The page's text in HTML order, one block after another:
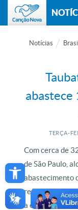
Open toolbar
Notícias
abastece
TERÇA-
Com cerca de
de São Paulo,
abastecimento
reflexo positivo
a expansão do